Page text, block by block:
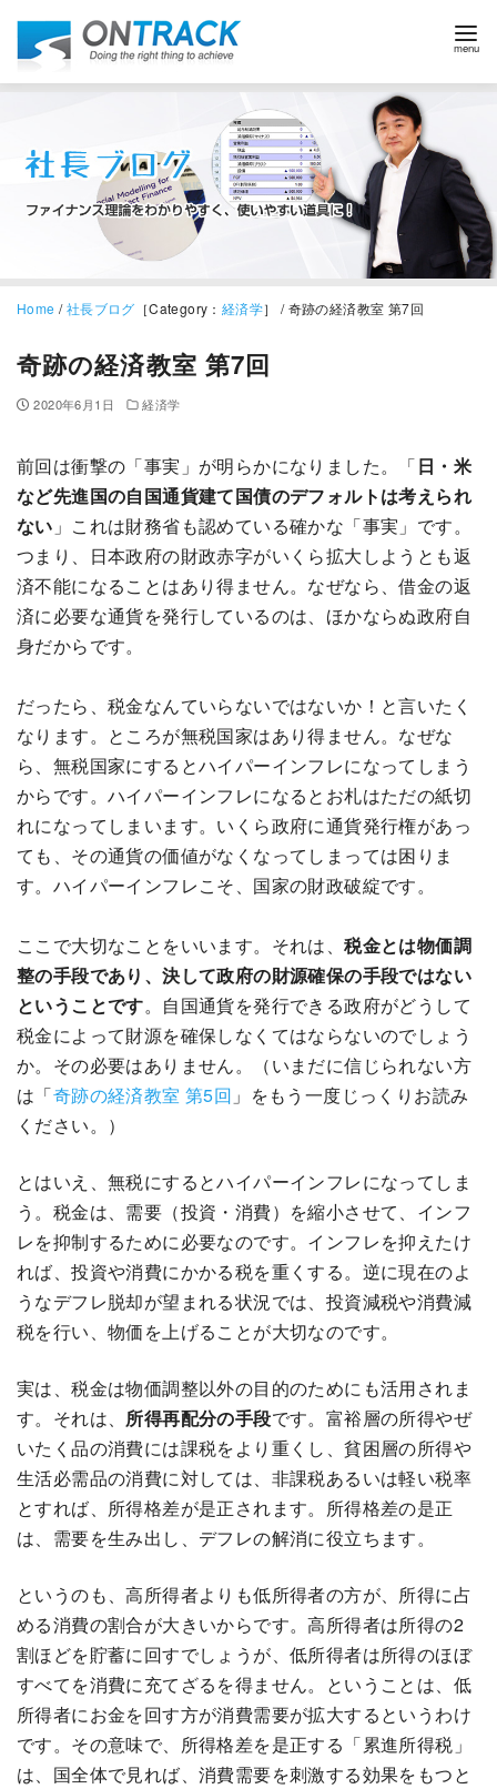
Home /社長ブログ ［Category： 経済学］ / 奇跡の経済教室 第7回
奇跡の経済教室 第7回
2020年6月1日 経済学
前回は衝撃の「事実」が明らかになりました。「日・米
など先進国の自国通貨建て国債のデフォルトは考えられ
ない 」これは財務省も認めている確かな「事実」です。
つまり、日本政府の財政赤字がいくら拡大しようとも返
済不能になることはあり得ません。なぜなら、借金の返
済に必要な通貨を発行しているのは、ほかならぬ政府自
身だからです。
だったら、税金なんていらないではないか！と言いたく
なります。ところが無税国家はあり得ません。なぜな
ら、無税国家にするとハイパーインフレになってしまう
からです。ハイパーインフレになるとお札はただの紙切
れになってしまいます。いくら政府に通貨発行権があっ
ても、その通貨の価値がなくなってしまっては困りま
す。ハイパーインフレこそ、国家の財政破綻です。
ここで大切なことをいいます。それは、税金とは物価調
整の手段であり、決して政府の財源確保の手段ではない
ということです。自国通貨を発行できる政府がどうして
税金によって財源を確保しなくてはならないのでしょう
か。その必要はありません。（いまだに信じられない方
は「奇跡の経済教室 第5回 」をもう一度じっくりお読み
ください。）
とはいえ、無税にするとハイパーインフレになってしま
う。税金は、需要（投資・消費）を縮小させて、インフ
レを抑制するために必要なのです。インフレを抑えたけ
れば、投資や消費にかかる税を重くする。逆に現在のよ
うなデフレ脱却が望まれる状況では、投資減税や消費減
税を行い、物価を上げることが大切なのです。
実は、税金は物価調整以外の目的のためにも活用されま
す。それは、 所得再配分の手段です。富裕層の所得やぜ
いたく品の消費には課税をより重くし、貧困層の所得や
生活必需品の消費に対しては、非課税あるいは軽い税率
とすれば、所得格差が是正されます。所得格差の是正
は、需要を生み出し、デフレの解消に役立ちます。
というのも、高所得者よりも低所得者の方が、所得に占
める消費の割合が大きいからです。高所得者は所得の2
割ほどを貯蓄に回すでしょうが、低所得者は所得のほぼ
すべてを消費に充てざるを得ません。ということは、低
所得者にお金を回す方が消費需要が拡大するというわけ
です。その意味で、所得格差を是正する「累進所得税」
は、国全体で見れば、消費需要を刺激する効果をもつと